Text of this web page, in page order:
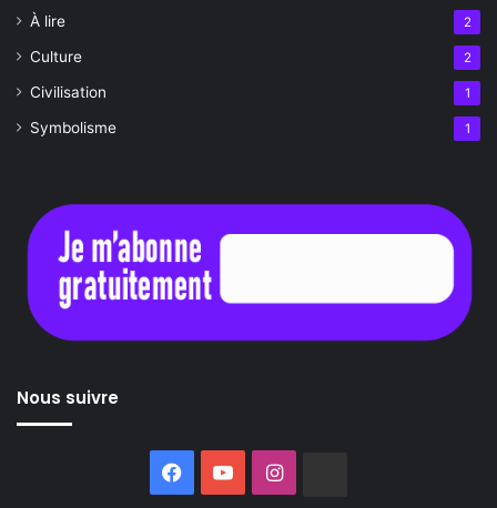
À lire 2
Culture 2
Civilisation 1
Symbolisme 1
Nous suivre
Facebook
YouTubeInstagram